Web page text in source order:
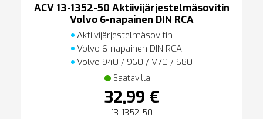
ACV 13-1352-50 Aktiivijärjestelmäsovitin
Volvo 6-napainen DIN RCA
Aktiivijärjestelmäsovitin
Volvo 6-napainen DIN RCA
Volvo 940 / 960 / V70 / S80
Saatavilla
32,99 €
13-1352-50